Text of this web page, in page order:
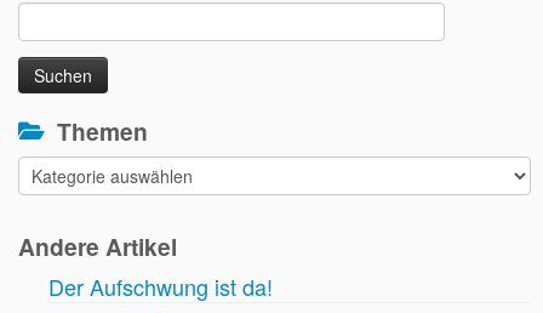
Suchen
nach:
Themen
Themen
Andere Artikel
Der Aufschwung ist da!